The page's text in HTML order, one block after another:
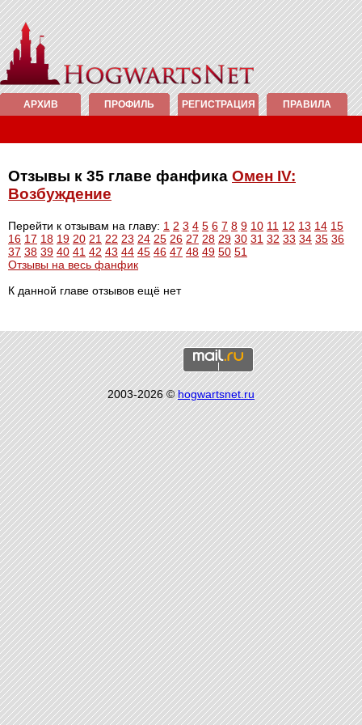
АРХИВ ПРОФИЛЬ РЕГИСТРАЦИЯ ПРАВИЛА
Отзывы к 35 главе фанфика Омен IV:
Возбуждение
Перейти к отзывам на главу: 1 2 3 4 5 6 7 8 9 10 11 12 13 14 15
16 17 18 19 20 21 22 23 24 25 26 27 28 29 30 31 32 33 34 35 36
37 38 39 40 41 42 43 44 45 46 47 48 49 50 51
Отзывы на весь фанфик
К данной главе отзывов ещё нет
2003-2026 ©hogwartsnet.ru